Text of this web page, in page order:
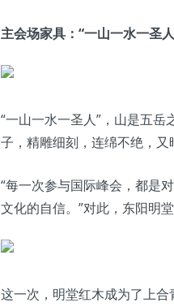
主会场家具：“一山一水一圣
“一山一水一圣人”，山是五岳
子，精雕细刻，连绵不绝，又
“每一次参与国际峰会，都是
文化的自信。”对此，东阳明
这一次，明堂红木成为了上